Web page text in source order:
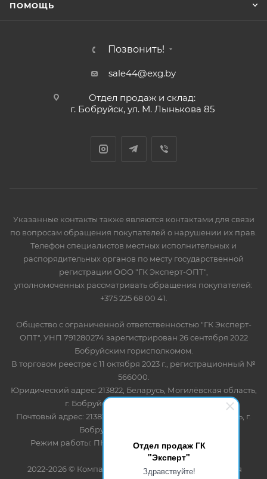
Отдел продаж ГК
"Эксперт"
Здравствуйте!
ПОМОЩЬ
Позвонить!
sale44@exg.by
Отдел продаж и склад:
г. Бобруйск, ул. М. Лынькова 85
Указанные контакты также являются контактами для связи
по вопросам обращения покупателей о нарушении их прав.
Телефон специалистов местных исполнительных и
распорядительных органов по месту государственной
регистрации ООО "ГК Эксперт-ОПТ",
уполномоченных рассматривать обращения покупателей:
+375 225 68 00 41.
Общество с ограниченной ответственностью "ГК Эксперт-
ОПТ", УНП 791280274 зарегистрирован 26 сентября 2022
Бобруйским горисполкомом.
В торговом реестре с 11 октября 2023 г., регистрационный №
566000.
Юридический адрес: 213822, Беларусь, Могилёвская область,
г. Бобруйск, ул. Лынькова 85 пом 7
Почтовый адрес: 213822, Беларусь, Могилёвская область, г.
Бобруйск, ул. Лынькова, 85
Режим работы: ПН-ПТ 8.30-17.00, СБ-ВС - выходной
2022-2026 © Компания "Эксперт" - оптово-розничная